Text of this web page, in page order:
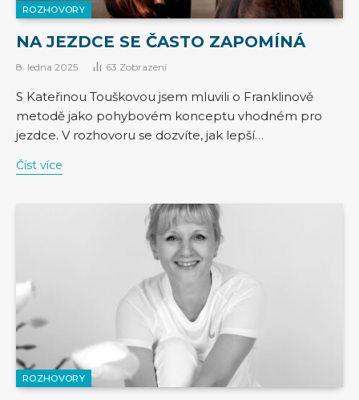
ROZHOVORY
NA JEZDCE SE ČASTO ZAPOMÍNÁ
8. ledna 2025 63 Zobrazení
S Kateřinou Touškovou jsem mluvili o Franklinově
metodě jako pohybovém konceptu vhodném pro
jezdce. V rozhovoru se dozvíte, jak lepší…
Číst více
ROZHOVORY